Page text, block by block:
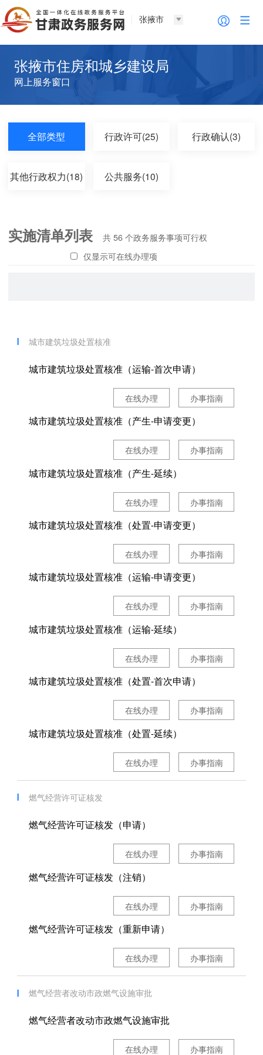
张掖市
张掖市住房和城乡建设局
网上服务窗口
全部类型 行政许可(25) 行政确认(3)
其他行政权力(18) 公共服务(10)
实施清单列表 共56 个政务服务事项可行权
仅显示可在线办理项
城市建筑垃圾处置核准
城市建筑垃圾处置核准（运输-首次申请）
办事指南
在线办理
城市建筑垃圾处置核准（产生-申请变更）
办事指南
在线办理
城市建筑垃圾处置核准（产生-延续）
办事指南
在线办理
城市建筑垃圾处置核准（处置-申请变更）
办事指南
在线办理
城市建筑垃圾处置核准（运输-申请变更）
办事指南
在线办理
城市建筑垃圾处置核准（运输-延续）
办事指南
在线办理
城市建筑垃圾处置核准（处置-首次申请）
办事指南
在线办理
城市建筑垃圾处置核准（处置-延续）
办事指南
在线办理
燃气经营许可证核发
燃气经营许可证核发（申请）
办事指南
在线办理
燃气经营许可证核发（注销）
办事指南
在线办理
燃气经营许可证核发（重新申请）
办事指南
在线办理
燃气经营者改动市政燃气设施审批
燃气经营者改动市政燃气设施审批
办事指南
在线办理